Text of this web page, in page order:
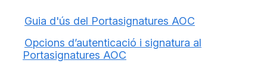
Guia d'ús del Portasignatures AOC
Opcions d’autenticació i signatura al
Portasignatures AOC